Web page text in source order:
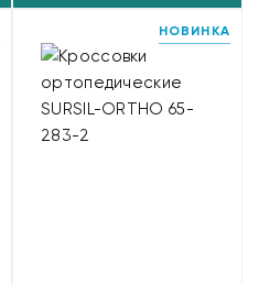
НОВИНКА